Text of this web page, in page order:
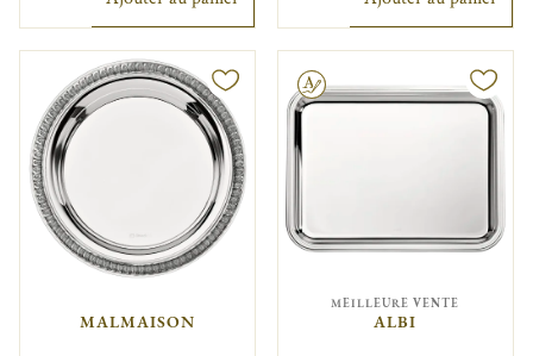
MALMAISON
Gravable
MEILLEURE VENTE
ALBI